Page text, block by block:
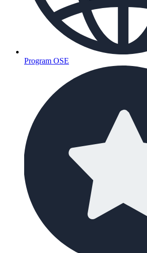
Program OSE